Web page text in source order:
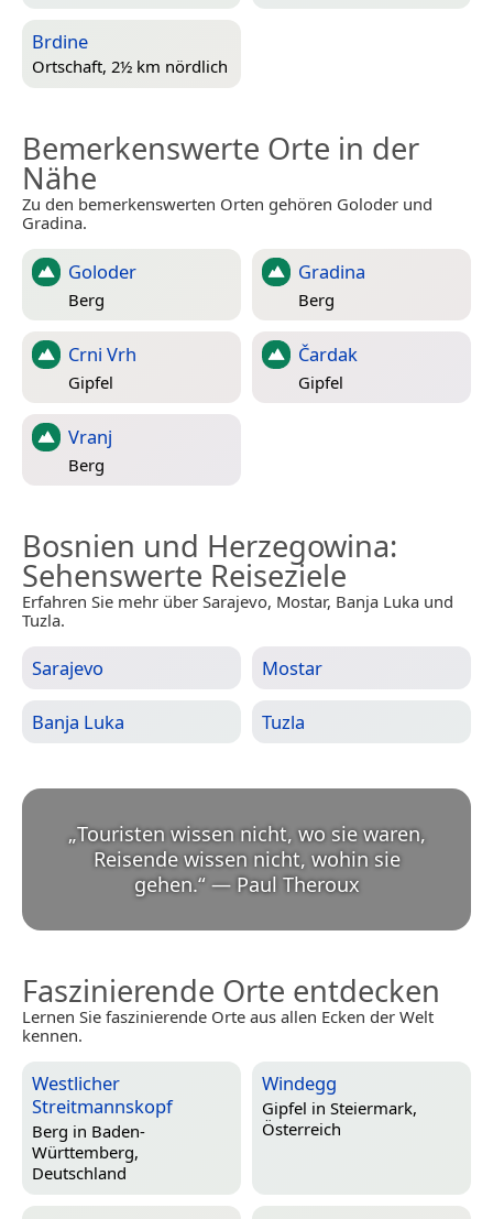
Brdine
Ortschaft, 2½ km nördlich
Bemerkenswerte Orte in der
Nähe
Zu den bemerkenswerten Orten gehören Goloder und
Gradina.
Goloder
Berg
Gradina
Berg
Crni Vrh
Gipfel
Čardak
Gipfel
Vranj
Berg
Bosnien und Herzegowina:
Sehenswerte Reiseziele
Erfahren Sie mehr über Sarajevo, Mostar, Banja Luka und
Tuzla.
Sarajevo Mostar
Banja Luka Tuzla
„Touristen wissen nicht, wo sie waren,
Reisende wissen nicht, wohin sie
gehen.“ — Paul Theroux
Faszinierende Orte entdecken
Lernen Sie faszinierende Orte aus allen Ecken der Welt
kennen.
Westlicher
Streitmannskopf
Berg in Baden-
Württemberg,
Deutschland
Windegg
Gipfel in Steiermark,
Österreich